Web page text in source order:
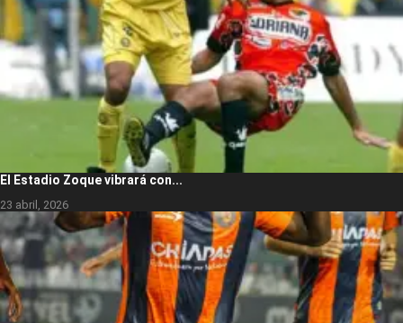
El Estadio Zoque vibrará con...
23 abril, 2026